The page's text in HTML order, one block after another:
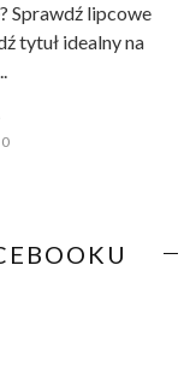
Sprawdź lipcowe
tytuł idealny na
0